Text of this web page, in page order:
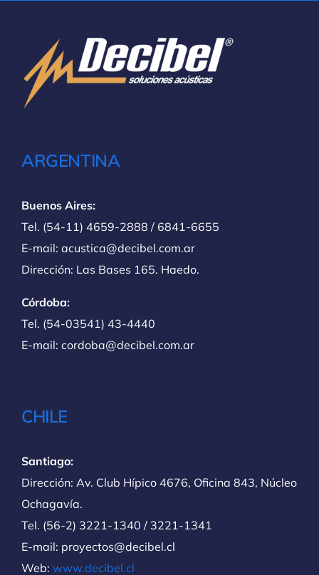
ARGENTINA
Buenos Aires:
Tel. (54-11) 4659-2888 / 6841-6655
E-mail: acustica@decibel.com.ar
Dirección: Las Bases 165. Haedo.
Córdoba:
Tel. (54-03541) 43-4440
E-mail: cordoba@decibel.com.ar
CHILE
Santiago:
Dirección: Av. Club Hípico 4676, Oficina 843, Núcleo
Ochagavía.
Tel. (56-2) 3221-1340 / 3221-1341
E-mail: proyectos@decibel.cl
Web: www.decibel.cl